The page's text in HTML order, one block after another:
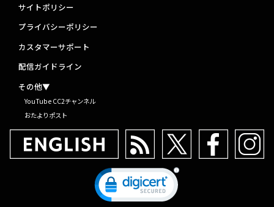
サイトポリシー
プライバシーポリシー
カスタマーサポート
配信ガイドライン
その他▼
YouTube CC2チャンネル
おたよりポスト